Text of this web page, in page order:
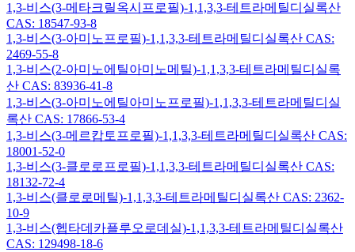
1,3-비스(3-메타크릴옥시프로필)-1,1,3,3-테트라메틸디실록산
CAS: 18547-93-8
1,3-비스(3-아미노프로필)-1,1,3,3-테트라메틸디실록산 CAS:
2469-55-8
1,3-비스(2-아미노에틸아미노메틸)-1,1,3,3-테트라메틸디실록
산 CAS: 83936-41-8
1,3-비스(3-아미노에틸아미노프로필)-1,1,3,3-테트라메틸디실
록산 CAS: 17866-53-4
1,3-비스(3-메르캅토프로필)-1,1,3,3-테트라메틸디실록산 CAS:
18001-52-0
1,3-비스(3-클로로프로필)-1,1,3,3-테트라메틸디실록산 CAS:
18132-72-4
1,3-비스(클로로메틸)-1,1,3,3-테트라메틸디실록산 CAS: 2362-
10-9
1,3-비스(헵타데카플루오로데실)-1,1,3,3-테트라메틸디실록산
CAS: 129498-18-6